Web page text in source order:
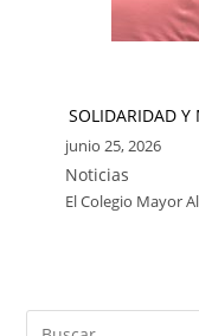
SOLIDARIDAD Y
junio 25, 2026
Noticias
El Colegio Mayor